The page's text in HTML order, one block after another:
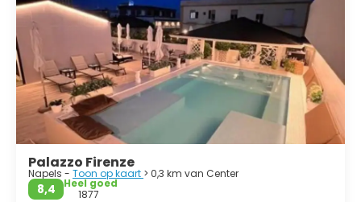
Palazzo Firenze
Napels - Toon op kaart > 0,3 km van Center
8,4
Heel goed
1877